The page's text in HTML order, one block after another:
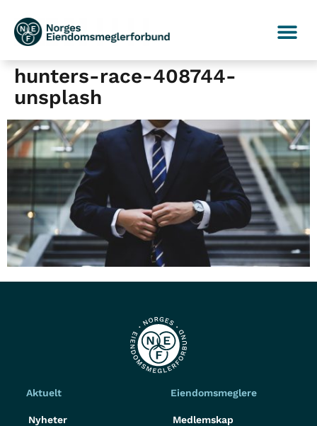
hunters-race-408744-
unsplash
Aktuelt
Nyheter
Eiendomsmeglere
Medlemskap